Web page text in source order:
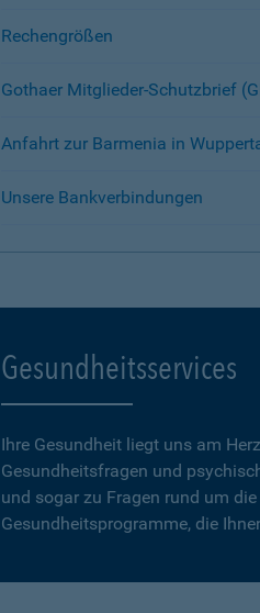
Rechengrößen
Gothaer Mitglieder-Schutzbrief
Anfahrt zur Barmenia in
Unsere Bankverbindungen
Gesundheitsservices
Ihre Gesundheit liegt uns am
Gesundheitsfragen und
und sogar zu Fragen rund um
Gesundheitsprogramme, die